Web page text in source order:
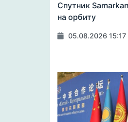
Спутник
на орбиту
05.08.2026 15:17